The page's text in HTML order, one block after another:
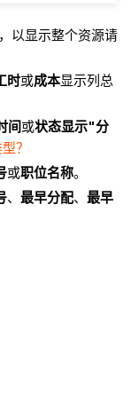
以显示整个资源请
时或成本显示列总
间或状态显示"分
？
或职位名称。
、 最早分配、 最早